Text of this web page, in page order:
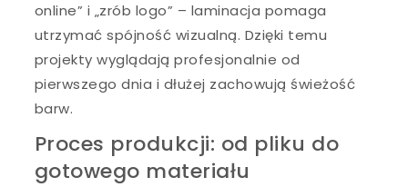
online” i „zrób logo” – laminacja pomaga
utrzymać spójność wizualną. Dzięki temu
projekty wyglądają profesjonalnie od
pierwszego dnia i dłużej zachowują świeżość
barw.
Proces produkcji: od pliku do
gotowego materiału